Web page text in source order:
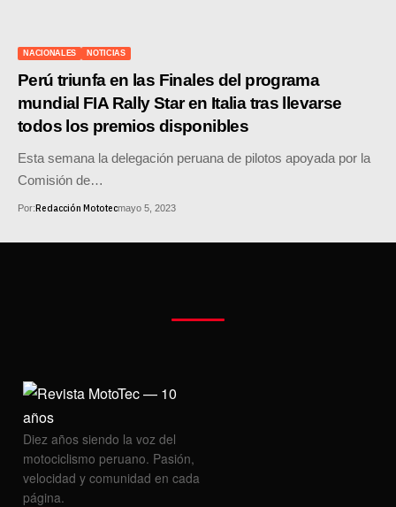
NACIONALES NOTICIAS
Perú triunfa en las Finales del programa
mundial FIA Rally Star en Italia tras llevarse
todos los premios disponibles
Esta semana la delegación peruana de pilotos apoyada por la
Comisión de…
Por:Redacción Mototecmayo 5, 2023
Diez años siendo la voz del
motociclismo peruano. Pasión,
velocidad y comunidad en cada
página.